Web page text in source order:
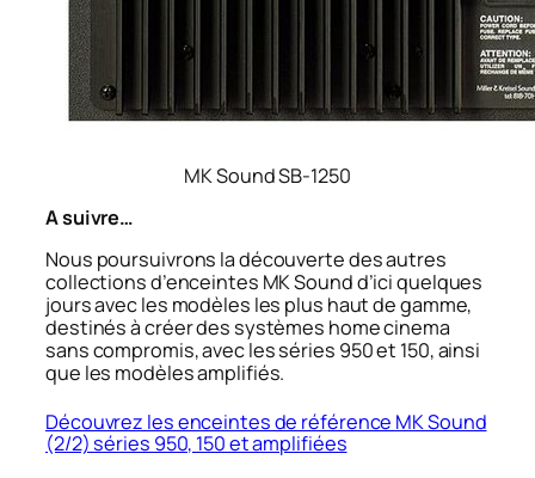
MK Sound SB-1250
A suivre…
Nous poursuivrons la découverte des autres
collections d’enceintes MK Sound d’ici quelques
jours avec les modèles les plus haut de gamme,
destinés à créer des systèmes home cinema
sans compromis, avec les séries 950 et 150, ainsi
que les modèles amplifiés.
Découvrez les enceintes de référence MK Sound
(2/2) séries 950, 150 et amplifiées